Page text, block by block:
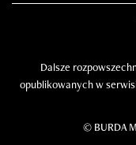
Dalsze
opublikowanych w
© BURDA